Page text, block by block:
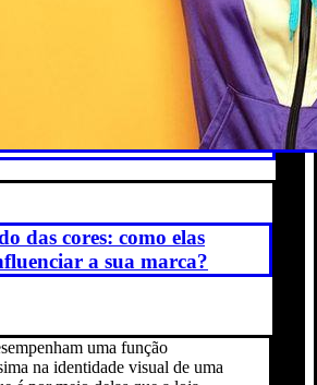
das cores: como elas
a sua marca?
uma função
na identidade visual de uma